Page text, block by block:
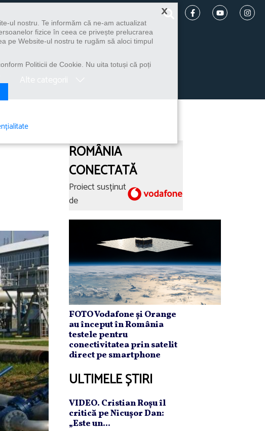
ROMÂNIA
CONECTATĂ
Proiect susținut
de
FOTO Vodafone și Orange
au început în România
testele pentru
conectivitatea prin satelit
direct pe smartphone
ULTIMELE ȘTIRI
VIDEO. Cristian Roşu îl
critică pe Nicuşor Dan:
„Este un...
×
ul nostru. Te informăm că ne-am actualizat
fizice în ceea ce privește prelucrarea
pe Website-ul nostru te rugăm să aloci timpul
Politicii de Cookie. Nu uita totuși că poți